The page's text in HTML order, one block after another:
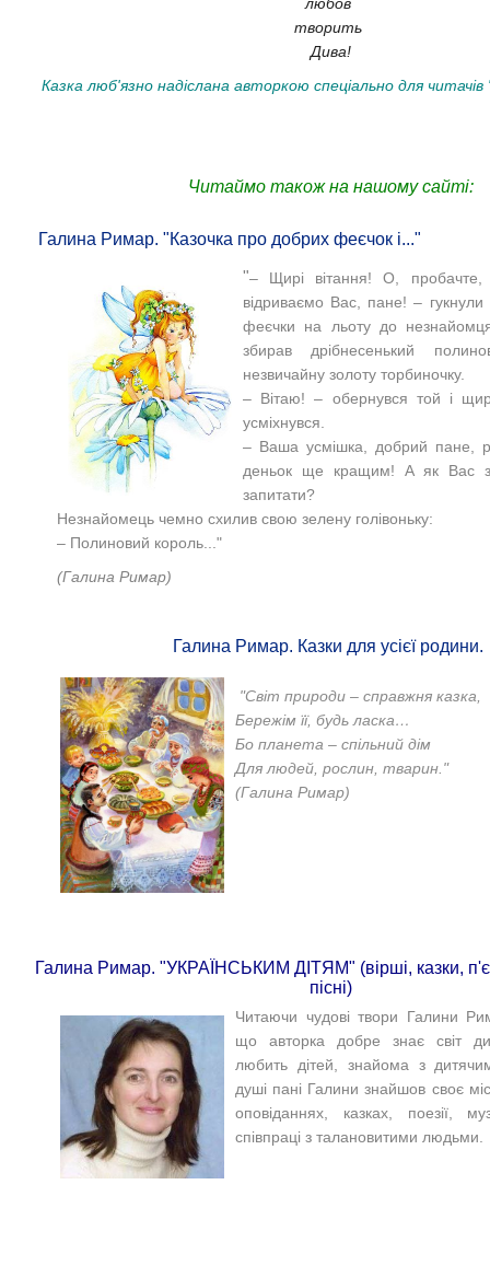
творить
Дива!
Казка люб'язно надіслана авторкою спеціально для
Читаймо також на нашому сайті:
Галина Римар. "Казочка про добрих феєчок і..."
"– Щирі вітання! О,
відриваємо Вас, пане!– гукнули
феєчки на льоту до
збирав дрібнесенький
незвичайну золоту торбиночку.
– Вітаю!– обернувся той і
усміхнувся.
– Ваша усмішка, добрий пане,
деньок ще кращим! А як Вас
запитати?
Незнайомець чемно схилив свою зелену голівоньку:
– Полиновий король..."
(Галина Римар)
Галина Римар. Казки для усієї родини.
"Світ природи – справжня казка,
Бережім її, будь ласка…
Бо планета – спільний дім
Для людей, рослин, тварин."
(Галина Римар)
Галина Римар. "УКРАЇНСЬКИМ ДІТЯМ" (вірші, казки,
пісні)
Читаючи чудові твори Галини
що авторка добре знає світ
любить дітей, знайома з
душі пані Галини знайшов своє
оповіданнях, казках, поезії,
співпраці з талановитими людьми.